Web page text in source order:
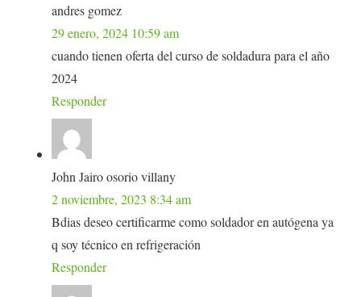
andres gomez
29 enero, 2024 10:59 am
cuando tienen oferta del curso de soldadura para el año
2024
Responder
John Jairo osorio villany
2 noviembre, 2023 8:34 am
Bdias deseo certificarme como soldador en autógena ya
q soy técnico en refrigeración
Responder